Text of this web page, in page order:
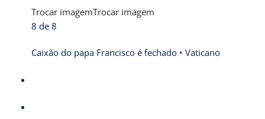
Trocar imagemTrocar imagem
8 de 8
Caixão do papa Francisco é fechado • Vaticano